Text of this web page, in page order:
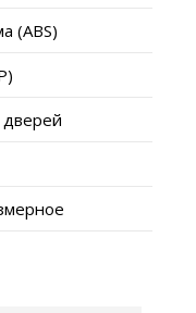
(ABS)
дверей